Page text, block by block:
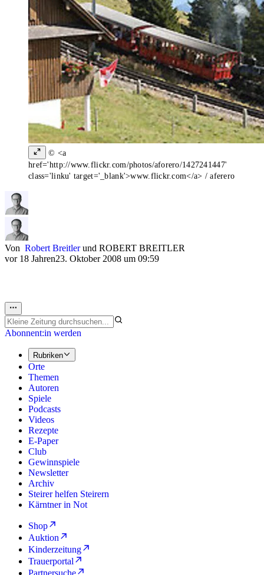
© <a
href='http://www.flickr.com/photos/aforero/1427241447'
class='linku' target='_blank'>www.flickr.com</a> / aferero
Von Robert Breitlerund ROBERT BREITLER
vor 18 Jahren23. Oktober 2008 um 09:59
Abonnent:in werden
Rubriken
Orte
Themen
Autoren
Spiele
Podcasts
Videos
Rezepte
E-Paper
Club
Gewinnspiele
Newsletter
Archiv
Steirer helfen Steirern
Kärntner in Not
Shop
Auktion
Kinderzeitung
Trauerportal
Partnersuche